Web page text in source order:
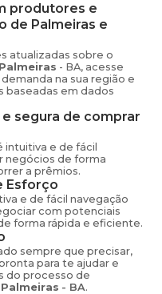
produtores e
de Palmeiras e
atualizadas sobre o
Palmeiras - BA, acesse
na sua região e
em dados
segura de comprar
intuitiva e de fácil
negócios de forma
a prêmios.
Esforço
e de fácil navegação
com potenciais
forma rápida e eficiente.
sempre que precisar,
para te ajudar e
do processo de
Palmeiras - BA.